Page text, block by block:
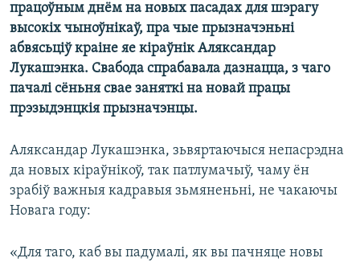
працоўным днём на новых пасадах для шэрагу
высокіх чыноўнікаў, пра чые прызначэньні
абвясьціў краіне яе кіраўнік Аляксандар
Лукашэнка. Свабода спрабавала дазнацца, з чаго
пачалі сёньня свае заняткі на новай працы
прэзыдэнцкія прызначэнцы.
Аляксандар Лукашэнка, зьвяртаючыся непасрэдна
да новых кіраўнікоў, так патлумачыў, чаму ён
зрабіў важныя кадравыя зьмяненьні, не чакаючы
Новага году:
«Для таго, каб вы падумалі, як вы пачняце новы